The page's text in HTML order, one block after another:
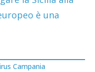
è una
Campania